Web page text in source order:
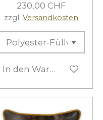
230,00 CHF
zzgl.Versandkosten
In den Warenkorb